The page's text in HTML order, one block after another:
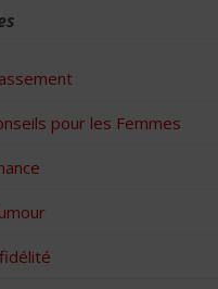
pour les Femmes